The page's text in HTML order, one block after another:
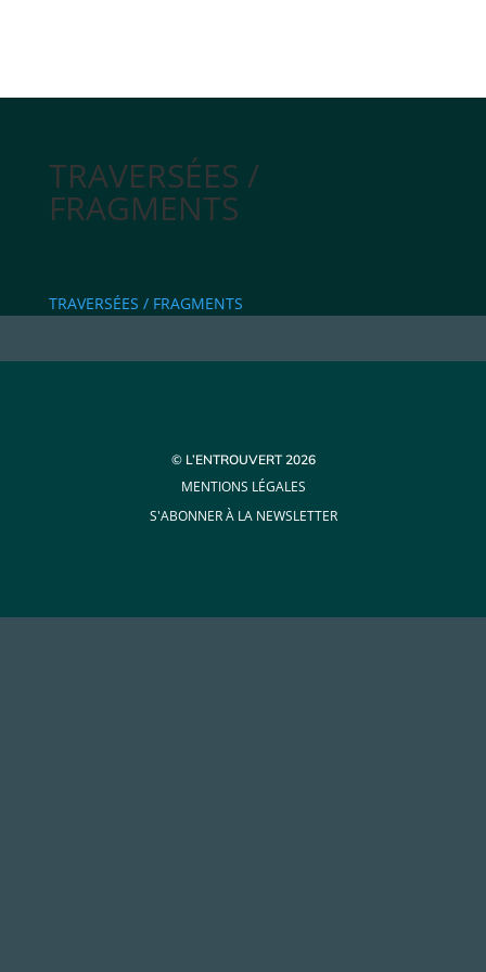
TRAVERSÉES /
FRAGMENTS
TRAVERSÉES / FRAGMENTS
© L’ENTROUVERT 2026
MENTIONS LÉGALES
S'ABONNER À LA NEWSLETTER